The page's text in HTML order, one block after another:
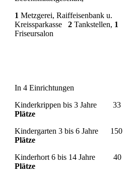
1 Metzgerei, Raiffeisenbank u.
Kreissparkasse 2 Tankstellen, 1
Friseursalon
In 4 Einrichtungen
Kinderkrippen bis 3 Jahre 33
Plätze
Kindergarten 3 bis 6 Jahre 150
Plätze
Kinderhort 6 bis 14 Jahre 40
Plätze